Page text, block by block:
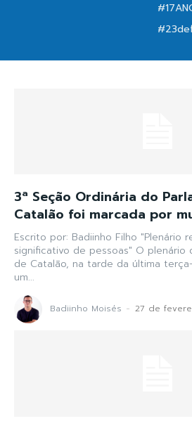
3ª Seção Ordinária do
Catalão foi marcada por
Escrito por: Badiinho Filho "Plenário
significativo de pessoas" O plenário
de Catalão, na tarde da última
um...
Badiinho Moisés - 27 de